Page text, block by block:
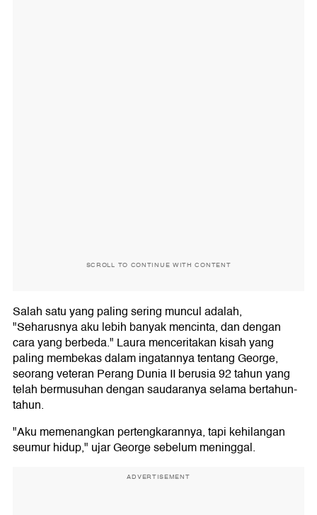
SCROLL TO CONTINUE WITH CONTENT
Salah satu yang paling sering muncul adalah,
"Seharusnya aku lebih banyak mencinta, dan dengan
cara yang berbeda." Laura menceritakan kisah yang
paling membekas dalam ingatannya tentang George,
seorang veteran Perang Dunia II berusia 92 tahun yang
telah bermusuhan dengan saudaranya selama bertahun-
tahun.
"Aku memenangkan pertengkarannya, tapi kehilangan
seumur hidup," ujar George sebelum meninggal.
ADVERTISEMENT